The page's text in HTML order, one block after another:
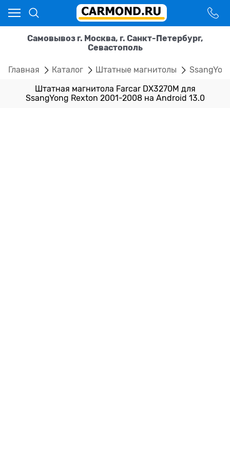
Самовывоз г. Москва, г. Санкт-Петербург,
Севастополь
Главная Каталог Штатные магнитолы
Штатная магнитола Farcar DX3270M для
SsangYong Rexton 2001-2008 на Android 13.0